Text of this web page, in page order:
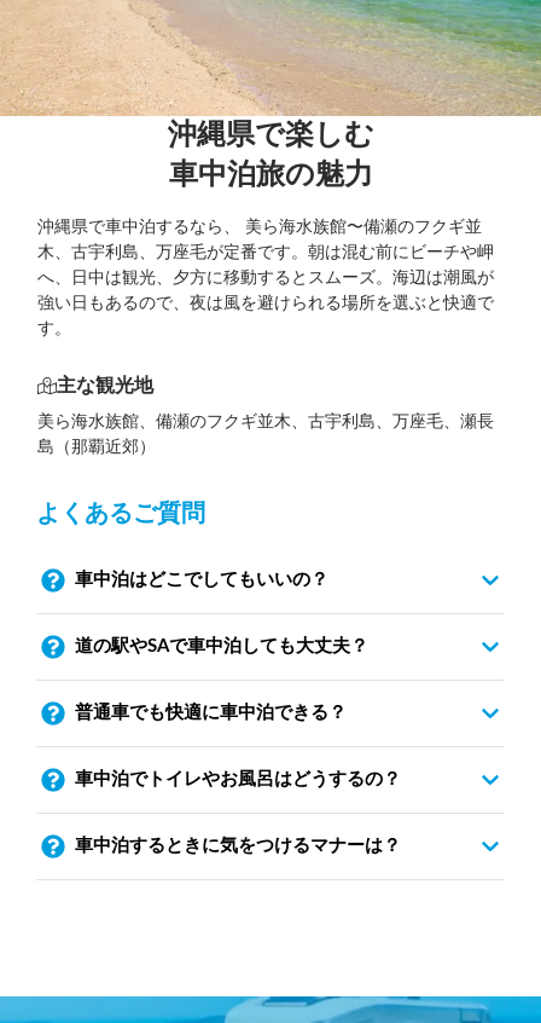
沖縄県で楽しむ
車中泊旅の魅力
沖縄県で車中泊するなら、 美ら海水族館〜備瀬のフクギ並
木、古宇利島、万座毛が定番です。朝は混む前にビーチや岬
へ、日中は観光、夕方に移動するとスムーズ。海辺は潮風が
強い日もあるので、夜は風を避けられる場所を選ぶと快適で
す。
主な観光地
美ら海水族館、備瀬のフクギ並木、古宇利島、万座毛、瀬長
島（那覇近郊）
よくあるご質問
車中泊はどこでしてもいいの？
道の駅やSAで車中泊しても大丈夫？
普通車でも快適に車中泊できる？
車中泊でトイレやお風呂はどうするの？
車中泊するときに気をつけるマナーは？